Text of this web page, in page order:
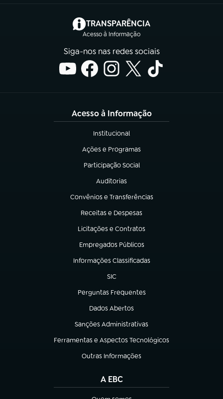
TRANSPARÊNCIA
Acesso à Informação
(abre em nova aba)
Siga-nos nas redes sociais
Acesso à Informação
Institucional
(abre em nova aba)
Ações e Programas
(abre em nova aba)
Participação Social
(abre em nova aba)
Auditorias
(abre em nova aba)
Convênios e Transferências
(abre em nova aba)
Receitas e Despesas
(abre em nova aba)
Licitações e Contratos
(abre em nova aba)
Empregados Públicos
(abre em nova aba)
Informações Classificadas
(abre em nova aba)
SIC
(abre em nova aba)
Perguntas Frequentes
(abre em nova aba)
Dados Abertos
(abre em nova aba)
Sanções Administrativas
(abre em nova aba)
Ferramentas e Aspectos Tecnológicos
(abre em nova aba)
Outras Informações
(abre em nova aba)
A EBC